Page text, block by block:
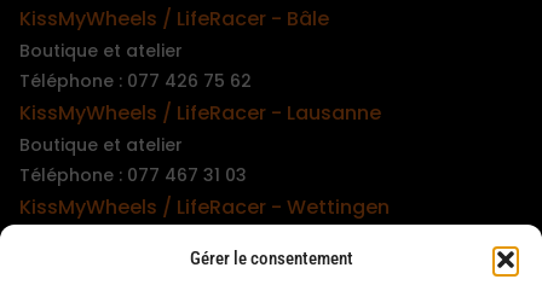
Gérer le consentement
KissMyWheels / LifeRacer - Bâle
Boutique et atelier
Téléphone : 077 426 75 62
KissMyWheels / LifeRacer - Lausanne
Boutique et atelier
Téléphone : 077 467 31 03
KissMyWheels / LifeRacer - Wettingen
Téléphone : 079 747 00 36